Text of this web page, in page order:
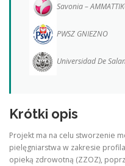
Savonia –
PWSZ GNIEZNO
Universidad De
Krótki opis
Projekt ma na celu stworzenie
pielęgniarstwa w zakresie
opieką zdrowotną (ZZOZ),